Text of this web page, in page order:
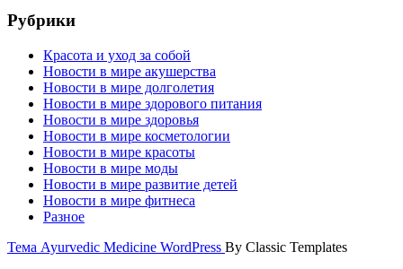
Рубрики
Красота и уход за собой
Новости в мире акушерства
Новости в мире долголетия
Новости в мире здорового питания
Новости в мире здоровья
Новости в мире косметологии
Новости в мире красоты
Новости в мире моды
Новости в мире развитие детей
Новости в мире фитнеса
Разное
Тема Ayurvedic Medicine WordPress By Classic Templates